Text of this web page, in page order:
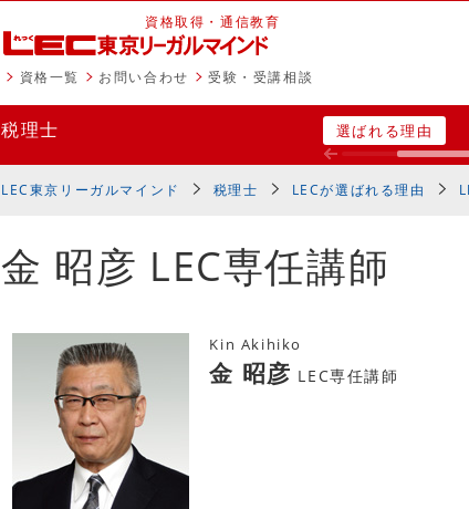
資格取得・通信教育
資格一覧 お問い合わせ 受験・受講相談
税理士 選ばれる理由
LEC東京リーガルマインド 税理士 LECが選ばれる理由
金 昭彦 LEC専任講師
Kin Akihiko
金 昭彦 LEC専任講師